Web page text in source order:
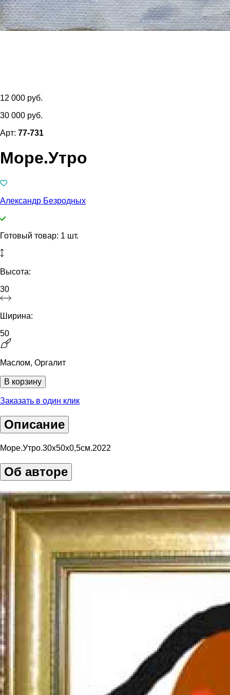
12 000 руб.
30 000 руб.
Арт: 77-731
Море.Утро
Александр Безродных
Готовый товар: 1 шт.
Высота:
30
Ширина:
50
Маслом, Оргалит
В корзину
Заказать в один клик
Описание
Море.Утро.30х50х0,5см.2022
Об авторе